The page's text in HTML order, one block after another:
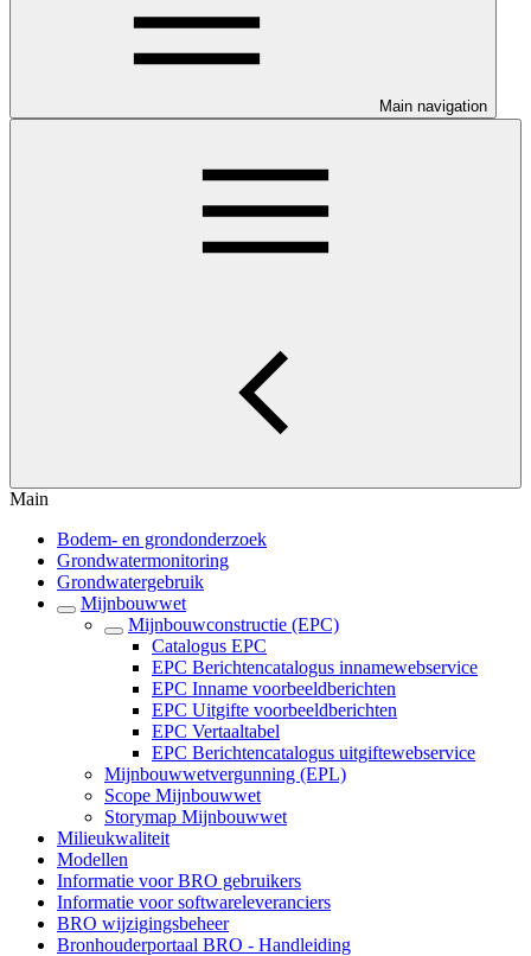
Main navigation
Main
Bodem- en grondonderzoek
Grondwatermonitoring
Grondwatergebruik
Mijnbouwwet
Mijnbouwconstructie (EPC)
Catalogus EPC
EPC Berichtencatalogus innamewebservice
EPC Inname voorbeeldberichten
EPC Uitgifte voorbeeldberichten
EPC Vertaaltabel
EPC Berichtencatalogus uitgiftewebservice
Mijnbouwwetvergunning (EPL)
Scope Mijnbouwwet
Storymap Mijnbouwwet
Milieukwaliteit
Modellen
Informatie voor BRO gebruikers
Informatie voor softwareleveranciers
BRO wijzigingsbeheer
Bronhouderportaal BRO - Handleiding